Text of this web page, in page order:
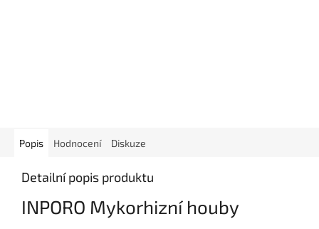
Popis Hodnocení Diskuze
Detailní popis produktu
INPORO Mykorhizní houby